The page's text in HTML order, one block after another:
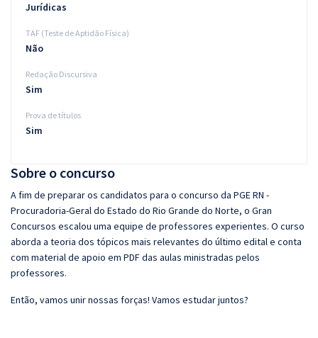
Sobre o concurso
A fim de preparar os candidatos para o concurso da PGE RN -
Procuradoria-Geral do Estado do Rio Grande do Norte, o Gran
Concursos escalou uma equipe de professores experientes. O curso
aborda a teoria dos tópicos mais relevantes do último edital e conta
com material de apoio em PDF das aulas ministradas pelos
professores.
Então, vamos unir nossas forças! Vamos estudar juntos?
Jurídicas
TAF (Teste de Aptidão Física)
Não
Redação Discursiva
Sim
Prova de títulos
Sim